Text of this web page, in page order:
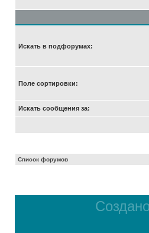
Искать в подфорумах:
Поле сортировки:
Искать сообщения за:
Список форумов